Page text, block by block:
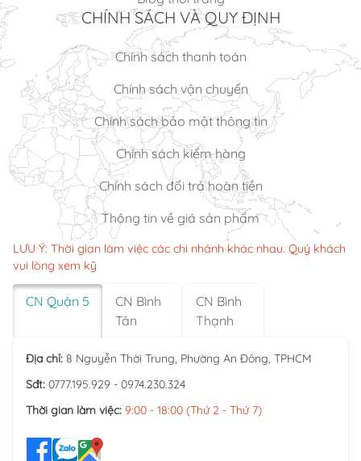
CHÍNH SÁCH VÀ QUY ĐỊNH
Chính sách thanh toán
Chính sách vận chuyển
Chính sách bảo mật thông tin
Chính sách kiểm hàng
Chính sách đổi trả hoàn tiền
Thông tin về giá sản phẩm
LƯU Ý: Thời gian làm việc các chi nhánh khác nhau. Quý khách
vui lòng xem kỹ
CN Quận 5
CN Bình
Tân
CN Bình
Thạnh
Địa chỉ: 8 Nguyễn Thời Trung, Phường An Đông, TPHCM
Sđt: 0777.195.929 - 0974.230.324
Thời gian làm việc: 9:00 - 18:00 (Thứ 2 - Thứ 7)